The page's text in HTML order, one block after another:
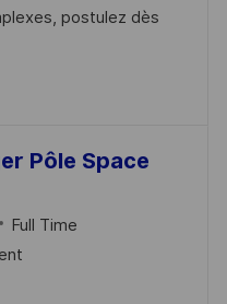
postulez dès
Programmes et
Pôle Space
Full Time